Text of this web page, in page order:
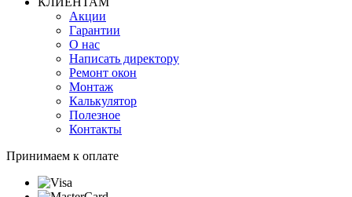
Акции
Гарантии
О нас
Написать директору
Ремонт окон
Монтаж
Калькулятор
Полезное
Контакты
Принимаем к оплате